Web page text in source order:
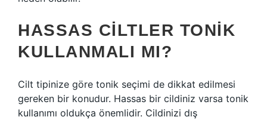
HASSAS CILTLER TONIK
KULLANMALI MI?
Cilt tipinize göre tonik seçimi de dikkat edilmesi
gereken bir konudur. Hassas bir cildiniz varsa tonik
kullanımı oldukça önemlidir. Cildinizi dış